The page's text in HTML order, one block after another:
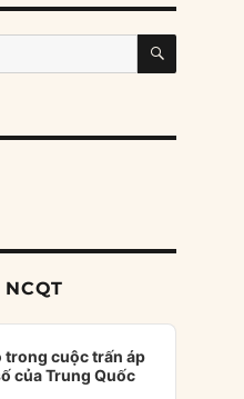
SEARCH
NCQT
trong cuộc trấn áp
của Trung Quốc